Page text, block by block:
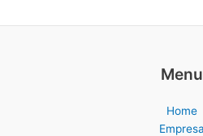
Menu
Home
Empresa